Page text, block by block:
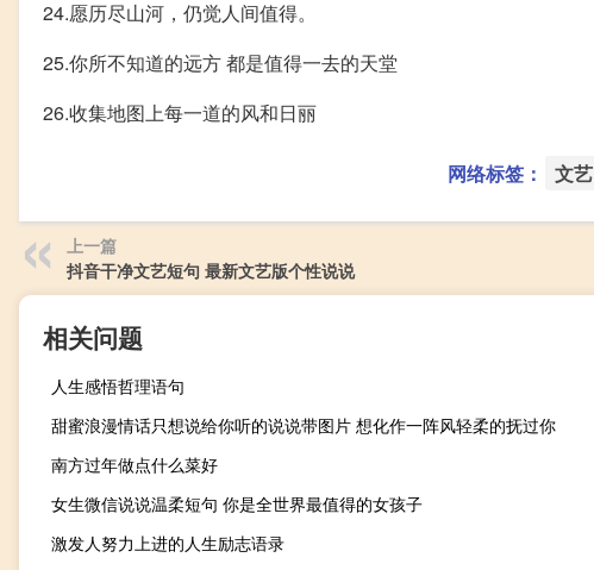
24.愿历尽山河，仍觉人间值得。
25.你所不知道的远方 都是值得一去的天堂
26.收集地图上每一道的风和日丽
网络标签： 文艺
上一篇
抖音干净文艺短句 最新文艺版个性说说
相关问题
人生感悟哲理语句
甜蜜浪漫情话只想说给你听的说说带图片 想化作一阵风轻柔的抚过你
南方过年做点什么菜好
女生微信说说温柔短句 你是全世界最值得的女孩子
激发人努力上进的人生励志语录